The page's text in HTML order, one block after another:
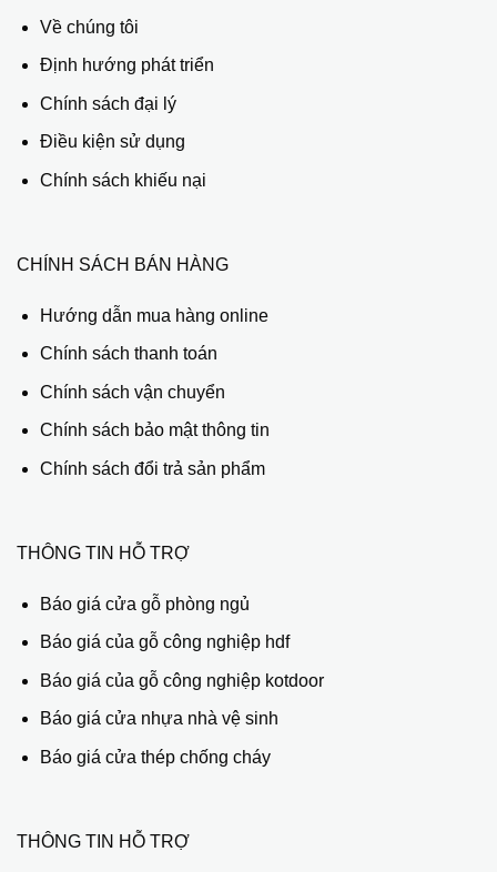
Về chúng tôi
Định hướng phát triển
Chính sách đại lý
Điều kiện sử dụng
Chính sách khiếu nại
CHÍNH SÁCH BÁN HÀNG
Hướng dẫn mua hàng online
Chính sách thanh toán
Chính sách vận chuyển
Chính sách bảo mật thông tin
Chính sách đổi trả sản phẩm
THÔNG TIN HỖ TRỢ
Báo giá cửa gỗ phòng ngủ
Báo giá của gỗ công nghiệp hdf
Báo giá của gỗ công nghiệp kotdoor
Báo giá cửa nhựa nhà vệ sinh
Báo giá cửa thép chống cháy
THÔNG TIN HỖ TRỢ